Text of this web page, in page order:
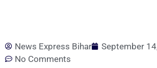
News Express Bihar September
No Comments